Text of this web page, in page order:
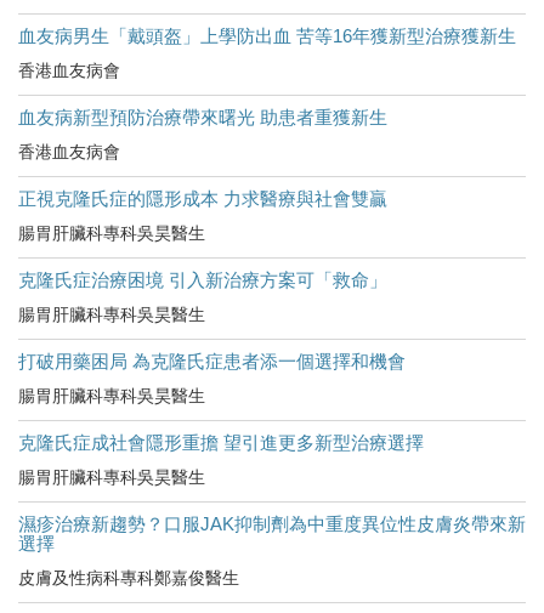
血友病男生「戴頭盔」上學防出血 苦等16年獲新型治療獲新生
香港血友病會
血友病新型預防治療帶來曙光 助患者重獲新生
香港血友病會
正視克隆氏症的隱形成本 力求醫療與社會雙贏
腸胃肝臟科專科吳昊醫生
克隆氏症治療困境 引入新治療方案可「救命」
腸胃肝臟科專科吳昊醫生
打破用藥困局 為克隆氏症患者添一個選擇和機會
腸胃肝臟科專科吳昊醫生
克隆氏症成社會隱形重擔 望引進更多新型治療選擇
腸胃肝臟科專科吳昊醫生
濕疹治療新趨勢？口服JAK抑制劑為中重度異位性皮膚炎帶來新
選擇
皮膚及性病科專科鄭嘉俊醫生